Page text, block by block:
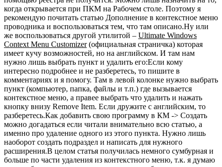
когда открывается при ПКМ на Рабочем столе. Поэтому я
рекомендую почитать статью Дополнение в контекстное меню
проводника и воспользоваться тем, что там описано.Ну или
же воспользоваться другой утилитой – Ultimate Windows
Context Menu Customizer(официальная страничка) которая
имеет кучу возможностей, но на английском. И там нам
нужно лишь выбрать пункт и удалить его:Если кому
интересно подробнее и не разберетесь, то пишите в
комментариях и я помогу. Там в левой колонке нужно выбрать
пункт (компьютер, папка, файлы и т.п.) где вызывается
контекстное меню, а правее выбрать что удалить и нажать
кнопку внизу Remove Item. Если дружите с английским, то
разберетесь.Как добавить свою программу в КМ -> Создать
можно догадаться если читали внимательно всю статью, а
именно про удаление одного из этого пункта. Нужно лишь
наоборот создать подраздел и написать для нужного
расширения.В целом статья получилась немного сумбурная и
больше по части удаления из контекстного меню, т.к. я думаю